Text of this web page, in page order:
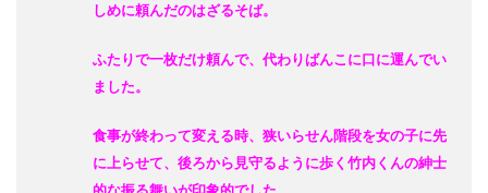
しめに頼んだのはざるそば。
ふたりで一枚だけ頼んで、代わりばんこに口に運んでい
ました。
食事が終わって変える時、狭いらせん階段を女の子に先
に上らせて、後ろから見守るように歩く竹内くんの紳士